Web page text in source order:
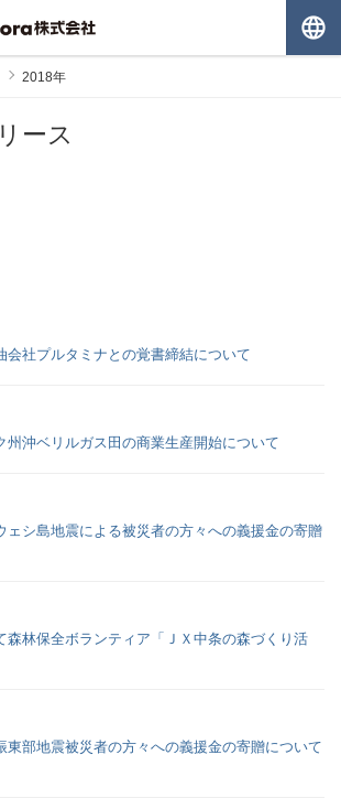
2018年
ース
会社プルタミナとの覚書締結について
州沖ベリルガス田の商業生産開始について
ェシ島地震による被災者の方々への義援金の寄贈
森林保全ボランティア「ＪＸ中条の森づくり活
東部地震被災者の方々への義援金の寄贈について